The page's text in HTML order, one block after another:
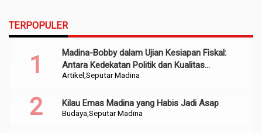
TERPOPULER
Artikel Seputar Madina
Madina-Bobby dalam Ujian Kesiapan Fiskal:
Antara Kedekatan Politik dan Kualitas
Perencanaan
Budaya Seputar Madina
Kilau Emas Madina yang Habis Jadi Asap